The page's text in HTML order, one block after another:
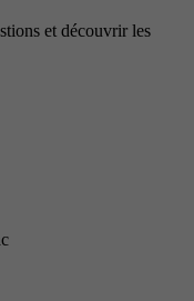
et découvrir les